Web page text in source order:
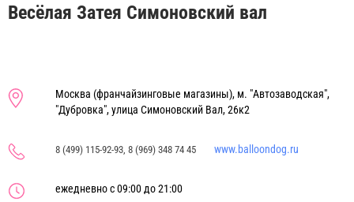
Весёлая Затея Симоновский вал
Москва (франчайзинговые магазины), м. "Автозаводская",
"Дубровка", улица Симоновский Вал, 26к2
8 (499) 115-92-93, 8 (969) 348 74 45 www.balloondog.ru
ежедневно с 09:00 до 21:00